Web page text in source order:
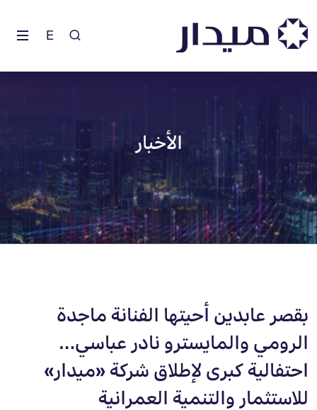
E
الأخبار
بقصر عابدين أحيتها الفنانة ماجدة
الرومي والمايسترو نادر عباسي…
احتفالية كبرى لإطلاق شركة «ميدار»
للاستثمار والتنمية العمرانية